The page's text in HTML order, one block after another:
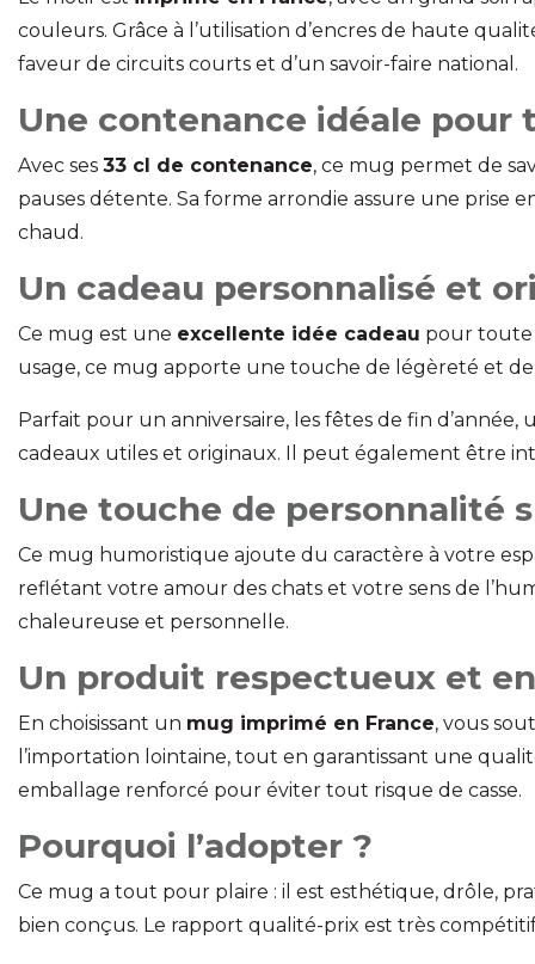
couleurs. Grâce à l’utilisation d’encres de haute
faveur de circuits courts et d’un savoir-faire national.
Une contenance idéale pour
Avec ses 33 cl de contenance, ce mug permet de
pauses détente. Sa forme arrondie assure une
chaud.
Un cadeau personnalisé et
Ce mug est une excellente idée cadeau pour toute
usage, ce mug apporte une touche de légèreté et
Parfait pour un anniversaire, les fêtes de fin
cadeaux utiles et originaux. Il peut également être
Une touche de personnalité
Ce mug humoristique ajoute du caractère à votre
reflétant votre amour des chats et votre sens de
chaleureuse et personnelle.
Un produit respectueux et
En choisissant un mug imprimé en France, vous
l’importation lointaine, tout en garantissant une
emballage renforcé pour éviter tout risque de casse.
Pourquoi l’adopter ?
Ce mug a tout pour plaire : il est esthétique, drôle,
bien conçus. Le rapport qualité-prix est très